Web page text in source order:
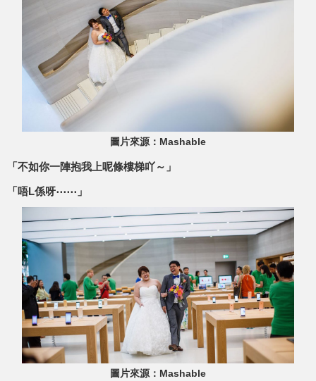
圖片來源：Mashable
「不如你一陣抱我上呢條樓梯吖～」
「唔L係呀⋯⋯」
圖片來源：Mashable